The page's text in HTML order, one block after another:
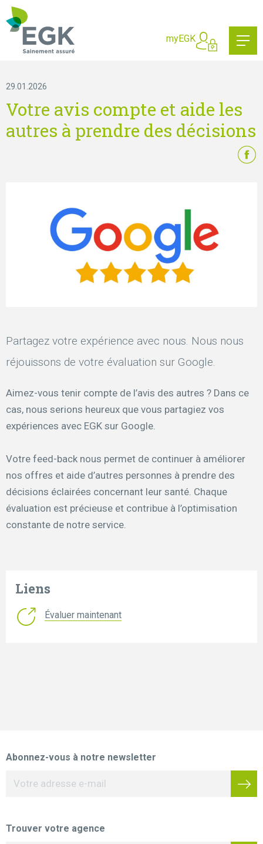
myEGK
29.01.2026
Votre avis compte et aide les
autres à prendre des décisions
Partagez votre expérience avec nous. Nous nous
réjouissons de votre évaluation sur Google.
Aimez-vous tenir compte de l’avis des autres ? Dans ce
cas, nous serions heureux que vous partagiez vos
expériences avec EGK sur Google.
Votre feed-back nous permet de continuer à améliorer
nos offres et aide d’autres personnes à prendre des
décisions éclairées concernant leur santé. Chaque
évaluation est précieuse et contribue à l’optimisation
constante de notre service.
Liens
Évaluer maintenant
Abonnez-vous à notre newsletter
Trouver votre agence
Qu'est-ce que vous